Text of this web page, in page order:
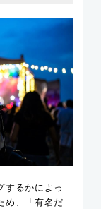
するかによっ
め、「有名だ